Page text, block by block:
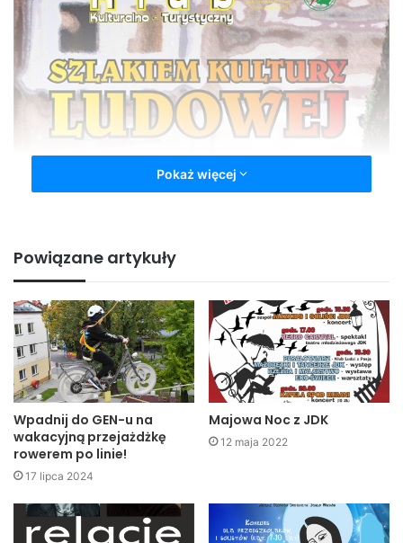
Szlakiem kultury ludowej
Pokaż więcej
Powiązane artykuły
Wpadnij do GEN-u na
wakacyjną przejażdżkę
rowerem po linie!
17 lipca 2024
Majowa Noc z JDK
12 maja 2022